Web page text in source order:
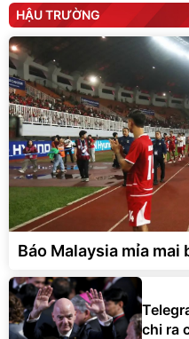
HẬU TRƯỜNG
Báo Malaysia mỉa mai
chi ra